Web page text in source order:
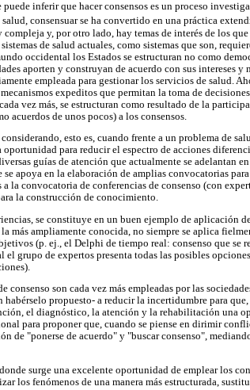
puede inferir que hacer consensos es un proceso
consensuar se ha convertido en una práctica
compleja y, por otro lado, hay temas de interés de los
de salud actuales, como sistemas que son,
occidental los Estados se estructuran no como
aporten y construyan de acuerdo con sus intereses
empleada para gestionar los servicios de salud.
expeditos que permitan la toma de
vez más, se estructuran como resultado de la
acuerdos de unos pocos) a los consensos.
esto es, cuando frente a un problema de
para reducir el espectro de acciones
guías de atención que actualmente se adelantan
apoya en la elaboración de amplias convocatorias
a la convocatoria de conferencias de consenso (con
la construcción de conocimiento.
se constituye en un buen ejemplo de aplicación
más ampliamente conocida, no siempre se aplica
(p. ej., el Delphi de tiempo real: consenso que
grupo de expertos presenta todas las posibles
consenso son cada vez más empleadas por las
habérselo propuesto- a reducir la incertidumbre para
el diagnóstico, la atención y la rehabilitación una
para proponer que, cuando se piense en dirimir
de "ponerse de acuerdo" y "buscar consenso",
surge una excelente oportunidad de emplear los
los fenómenos de una manera más estructurada,